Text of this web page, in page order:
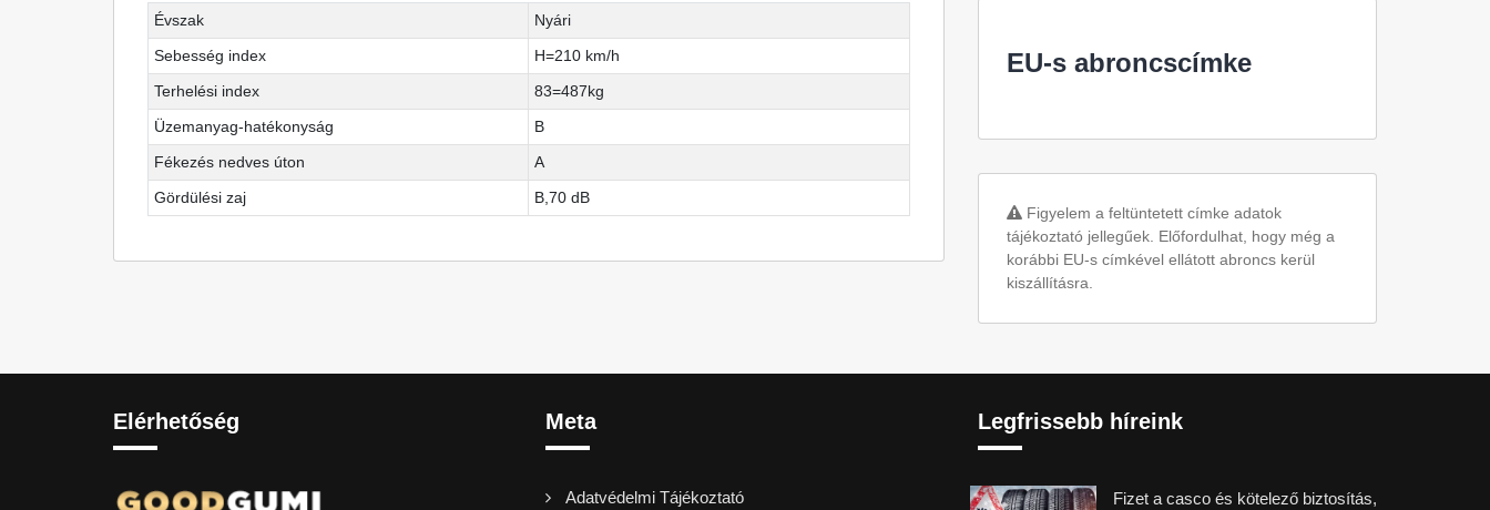
Évszak
Nyári
Sebesség index
H=210 km/h
Terhelési index
83=487kg
Üzemanyag-hatékonyság
B
Fékezés nedves úton
A
Gördülési zaj
B,70 dB
EU-s abroncscímke
Figyelem a feltüntetett címke adatok
tájékoztató jellegűek. Előfordulhat, hogy még a
korábbi EU-s címkével ellátott abroncs kerül
kiszállításra.
Elérhetőség Meta
Adatvédelmi Tájékoztató
Legfrissebb híreink
Fizet a casco és kötelező biztosítás,